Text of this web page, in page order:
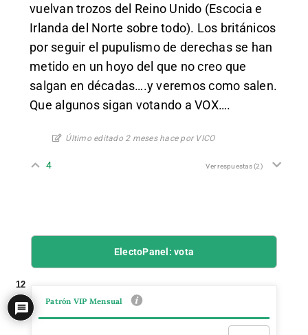
vuelvan trozos del Reino Unido (Escocia e
Irlanda del Norte sobre todo). Los británicos
por seguir el pupulismo de derechas se han
metido en un hoyo del que no creo que
salgan en décadas….y veremos como salen.
Que algunos sigan votando a VOX….
Último editado 2 meses hace por VICO
4 Ver respuestas(2)
ElectoPanel: vota
Patrón VIP Mensual
12